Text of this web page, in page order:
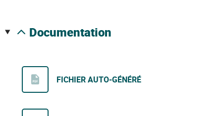
documentation
FICHIER AUTO-GÉNÉRÉ